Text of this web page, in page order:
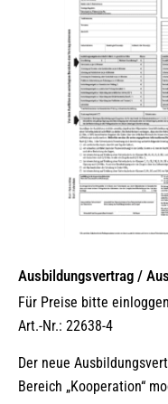
Ausbildungsvertrag /
Für Preise bitte einloggen
Art.-Nr.: 22638-4
Der neue
Bereich „Kooperation“